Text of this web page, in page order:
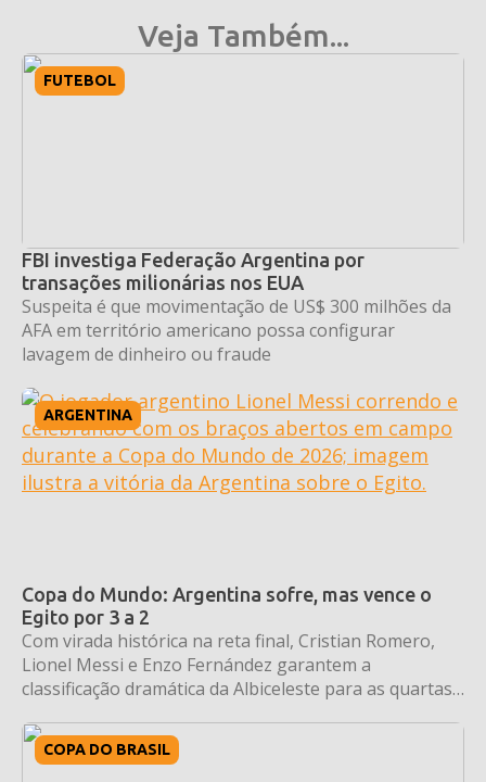
Veja Também...
FUTEBOL
FBI investiga Federação Argentina por
transações milionárias nos EUA
Suspeita é que movimentação de US$ 300 milhões da
AFA em território americano possa configurar
lavagem de dinheiro ou fraude
ARGENTINA
Copa do Mundo: Argentina sofre, mas vence o
Egito por 3 a 2
Com virada histórica na reta final, Cristian Romero,
Lionel Messi e Enzo Fernández garantem a
classificação dramática da Albiceleste para as quartas
COPA DO BRASIL